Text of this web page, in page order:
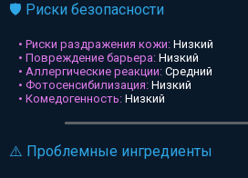
🛡️ Риски безопасности
• Риски раздражения кожи: Низкий
• Повреждение барьера: Низкий
• Аллергические реакции: Средний
• Фотосенсибилизация: Низкий
• Комедогенность: Низкий
⚠️ Проблемные ингредиенты